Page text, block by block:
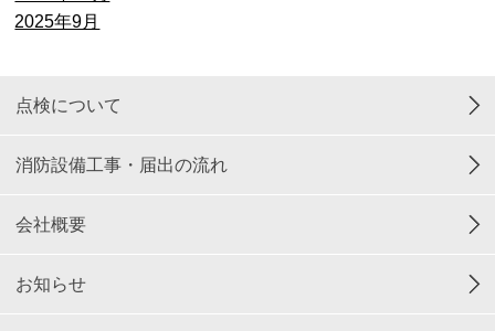
2025年9月
点検について
消防設備工事・届出の流れ
会社概要
お知らせ